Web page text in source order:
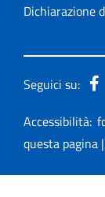
Dichiarazione
Seguici su:
Accessibilità:
questa pagina |